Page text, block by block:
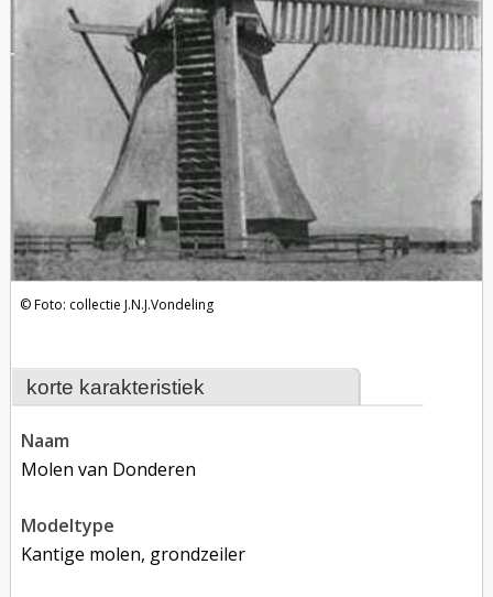
korte karakteristiek
naam
Molen van Donderen
modeltype
Kantige molen, grondzeiler
Foto: collectie J.N.J.Vondeling